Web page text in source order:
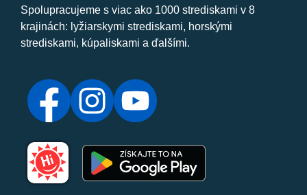
Spolupracujeme s viac ako 1000 strediskami v 8
krajinách: lyžiarskymi strediskami, horskými
strediskami, kúpaliskami a ďalšími.